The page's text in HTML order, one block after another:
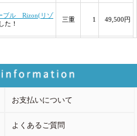
お支払いについて
よくあるご質問